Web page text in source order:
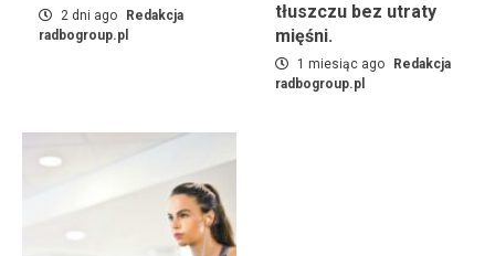
2 dni ago
Redakcja
radbogroup.pl
tłuszczu bez utraty
mięśni.
1 miesiąc ago
Redakcja
radbogroup.pl